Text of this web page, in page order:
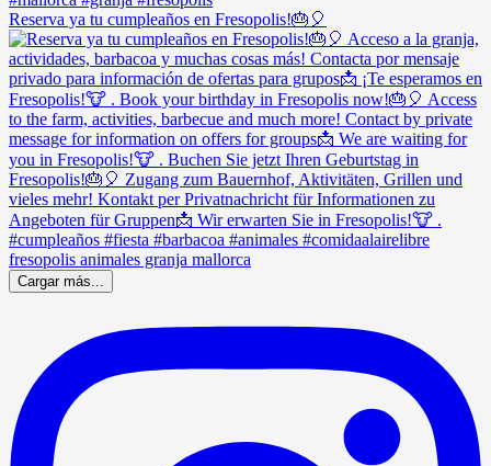
Reserva ya tu cumpleaños en Fresopolis!🎂🎈
Cargar más...